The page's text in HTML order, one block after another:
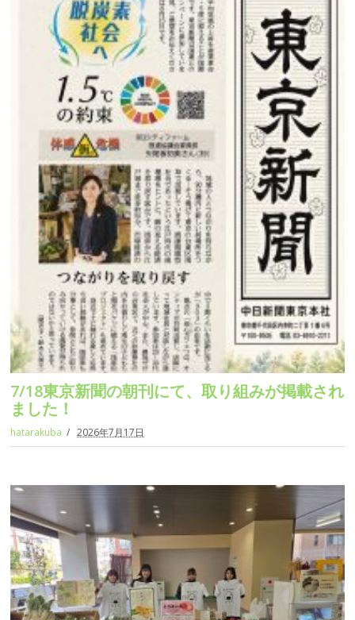
7/18東京新聞の朝刊にて、取り組みが掲載され
ました！
hatarakuba 2026年7月17日